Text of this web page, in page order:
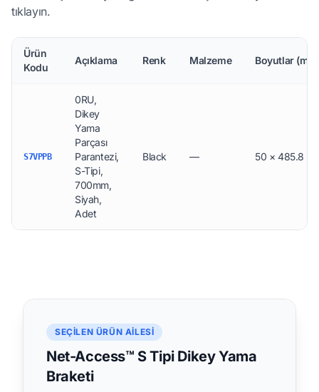
tıklayın.
Ürün
Kodu
Açıklama Renk Malzeme Boyutlar
S7VPPB
0RU,
Dikey
Yama
Parçası
Parantezi,
S-Tipi,
700mm,
Siyah,
Adet
Black — 50 × 485.8 ×
SEÇILEN ÜRÜN AILESI
Net-Access™ S Tipi Dikey Yama
Braketi